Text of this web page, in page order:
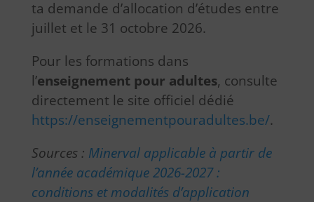
ta demande d’allocation d’études entre
juillet et le 31 octobre 2026.
Pour les formations dans
l’enseignement pour adultes, consulte
directement le site officiel dédié
https://enseignementpouradultes.be/.
Sources : Minerval applicable à partir de
l’année académique 2026-2027 :
conditions et modalités d’application